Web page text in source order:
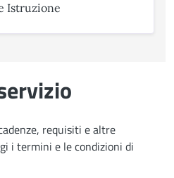
Istruzione
requisiti e altre
i termini e le condizioni di